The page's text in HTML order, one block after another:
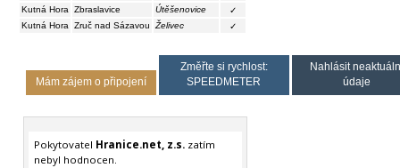
Kutná Hora
Zbraslavice Útěšenovice
✓
Kutná Hora
Zruč nad Sázavou Želivec ✓
Mám zájem o připojení
Změřte si rychlost:
SPEEDMETER
Nahlásit
údaje
Pokytovatel Hranice.net, z.s.zatím
nebyl hodnocen.